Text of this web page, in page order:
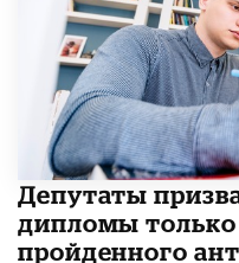
Депутаты
дипломы только
пройденного